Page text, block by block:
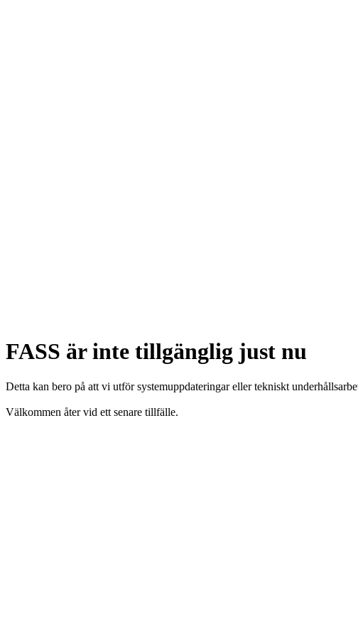
FASS är inte tillgänglig just nu
Detta kan bero på att vi utför systemuppdateringar eller tekniskt
Välkommen åter vid ett senare tillfälle.